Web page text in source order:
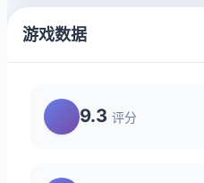
游戏数据
9.3 评分